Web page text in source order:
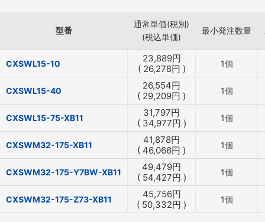
型番
通常単価(税別)
(税込単価)
最小発注数量
CXSWL15-10 23,889円
( 26,278円 ) 1個
CXSWL15-40 26,554円
( 29,209円 ) 1個
CXSWL15-75-XB11 31,797円
( 34,977円 ) 1個
CXSWM32-175-XB11 41,878円
( 46,066円 ) 1個
CXSWM32-175-Y7BW-XB11 49,479円
( 54,427円 ) 1個
CXSWM32-175-Z73-XB11 45,756円
( 50,332円 ) 1個